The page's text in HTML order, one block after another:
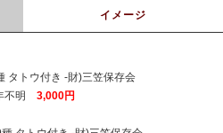
イメージ
タトウ付き -財)三笠保存会
不明 3,000円